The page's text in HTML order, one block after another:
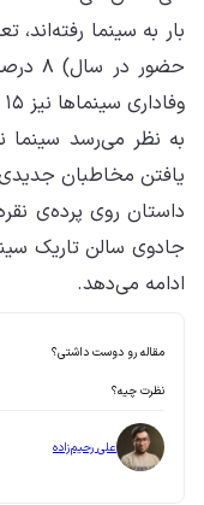
بار به سینما
حضور
وفاداری سینماها نیز ۱۵ درصد رشد داشته است.
به نظر می‌رسد سینما
یافتن مخاطبان
جادوی سالن تاریک
ادامه می‌دهد.
مقاله رو دوست داشتی؟
نظرت چیه؟
علی رحیم‌زاده